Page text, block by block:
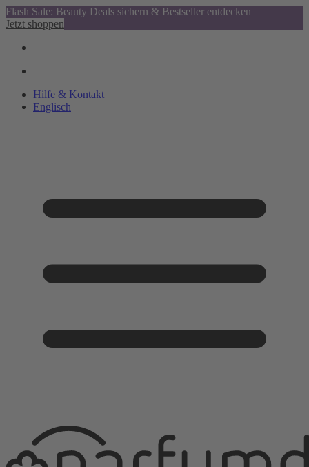
Flash Sale: Beauty Deals sichern & Bestseller entdecken
Jetzt shoppen
Hilfe & Kontakt
Englisch